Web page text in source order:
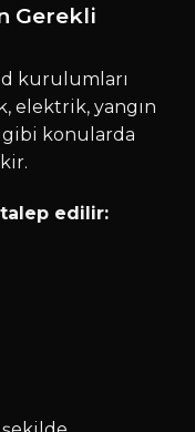
Gerekli
kurulumları
elektrik, yangın
konularda
edilir: